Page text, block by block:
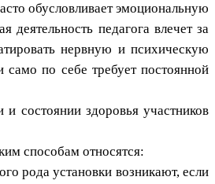
обусловливает эмоциональную
педагога влечет за
нервную и психическую
по себе требует постоянной
и состоянии здоровья участников
способам относятся:
рода установки возникают, если